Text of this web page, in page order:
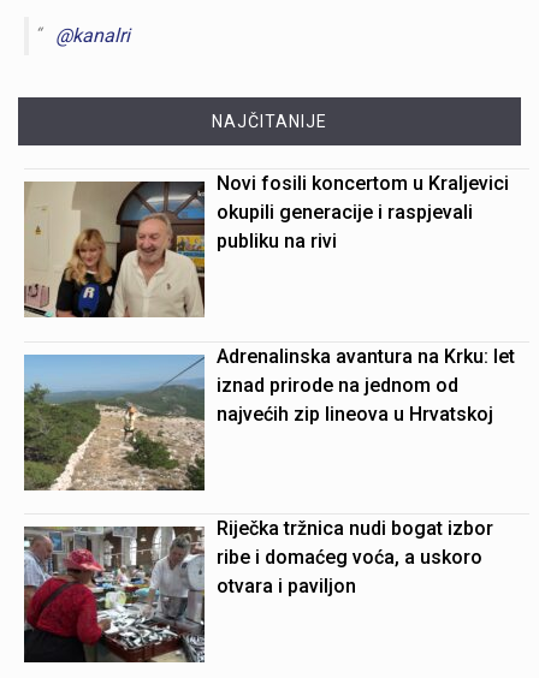
@kanalri
NAJČITANIJE
Novi fosili koncertom u Kraljevici
okupili generacije i raspjevali
publiku na rivi
Adrenalinska avantura na Krku: let
iznad prirode na jednom od
najvećih zip lineova u Hrvatskoj
Riječka tržnica nudi bogat izbor
ribe i domaćeg voća, a uskoro
otvara i paviljon